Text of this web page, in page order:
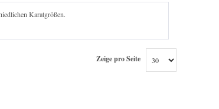
Karatgrößen.
Zeige pro Seite